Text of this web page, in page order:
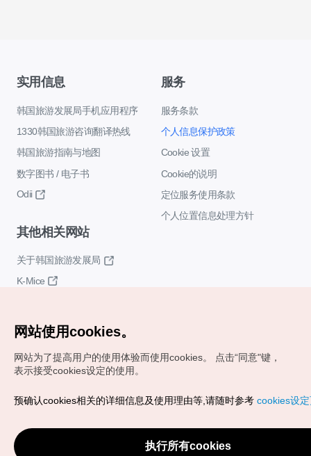
实用信息
韩国旅游发展局手机应用程序
1330韩国旅游咨询翻译热线
韩国旅游指南与地图
数字图书 / 电子书
Odii
服务
服务条款
个人信息保护政策
Cookie 设置
Cookie的说明
定位服务使用条款
个人位置信息处理方针
其他相关网站
关于韩国旅游发展局
K-Mice
Copyrights (c) 韩国旅游发展局版权所有
VISITKOREA官方邮箱
chnsim@knto.or.kr
网站使用cookies。
网站为了提高用户的使用体验而使用cookies。
点击“同意"键，
表示接受cookies设定的使用。
预确认cookies相关的详细信息及使用理由等,请随时参考 cookies设
执行所有cookies